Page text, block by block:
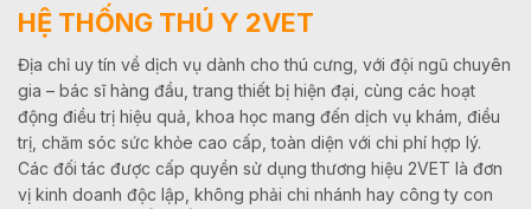
HỆ THỐNG THÚ Y 2VET
Địa chỉ uy tín về dịch vụ dành cho thú cưng, với đội ngũ chuyên
gia – bác sĩ hàng đầu, trang thiết bị hiện đại, cùng các hoạt
động điều trị hiệu quả, khoa học mang đến dịch vụ khám, điều
trị, chăm sóc sức khỏe cao cấp, toàn diện với chi phí hợp lý.
Các đối tác được cấp quyền sử dụng thương hiệu 2VET là đơn
vị kinh doanh độc lập, không phải chi nhánh hay công ty con